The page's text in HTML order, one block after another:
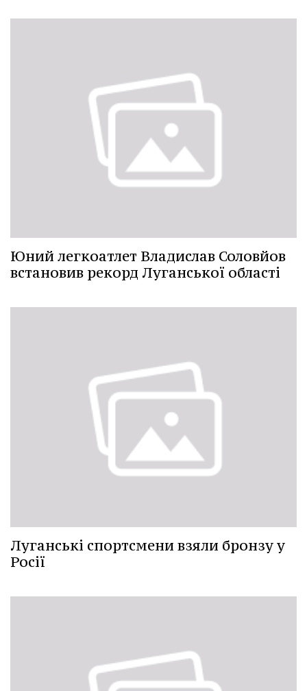
Юний легкоатлет Владислав Соловйов
встановив рекорд Луганської області
Луганські спортсмени взяли бронзу у
Росії